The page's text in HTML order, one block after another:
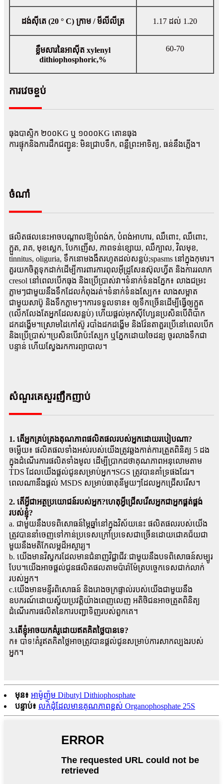
ដង់ស៊ីតេ (20 ° C) ក្រាម / មីលីលីត្រ 1.17 ដល់ 1.20
ខ្លឹមសារនៃអាស៊ីត xylenyl
dithiophosphoric,%
60-70
ការវេចខ្ចប់
ធុងបាស្ទិក ២០០KG ឬ ១០០០KG តោនធុង
ការផ្ទុកនិងការដឹកជញ្ជូន: មិនជ្រាបទឹក, ពន្លឺព្រះអាទិត្យ, ធន់នឹងភ្លើង។
ចំណាំ
ផលិតផលនេះអាចបណ្តាលឱ្យបំពង់ក, បំពង់អាហារ, ឈឺពោះ, ឈឺពោះ,
ក្អួត, រាគ, មុខស្លេក, បែកញើស, ភាពទន់ខ្សោយ, ឈឺក្បាល, វិលមុខ,
tinnitus, oliguria, ទឹកនោមងងឹតរហូតដល់សន្លប់;spasms នៅក្នុងកុមារ។
គួរយកចិត្តទុកដាក់ដើម្បីការពារការពុលអ៊ីដ្រូសែនស៊ុលហ្វីត និងការរលាក
cresol នៅពេលបើកធុង និងប្រើប្រាស់វា។ទំនាក់ទំនងភ្នែក៖ លាងជម្រះ
ភ្លាមៗជាមួយនឹងទឹកដែលកំពុងរត់។ទំនាក់ទំនងស្បែក៖ លាងសម្អាត
ជាមួយសាប៊ូ និងទឹកភ្លាមៗ។ការទទួលទាន៖ ឲ្យទឹកច្រើនដើម្បីធ្វើឲ្យក្អួត
(លើកលែងតែអ្នកដែលសន្លប់) ហើយផ្តល់អុកស៊ីហ្សែនប្រសិនបើពិបាក
ដកដង្ហើម។ស្រោមដៃកៅស៊ូ របាំងដកដង្ហើម និងវ៉ែនតាគួរប្រើនៅពេលបើក
និងប្រើប្រាស់។ប្រសិនបើ​វា​ប៉ះ​ស្បែក ឬ​ភ្នែក​ដោយ​ចៃដន្យ ចូរ​លាង​ទឹក​ជា​
បន្ទាន់ ហើយ​ស្វែងរក​ការព្យាបាល​។
សំណួរគេសួរញឹកញាប់
1. តើអ្នកគ្រប់គ្រងគុណភាពផលិតផលរបស់អ្នកដោយរបៀបណា?
ចម្លើយ៖ ផលិតផលទាំងអស់របស់យើងត្រូវឆ្លងកាត់ការត្រួតពិនិត្យ 5 ដង
ក្នុងដំណើរការផលិតទាំងមូល ដើម្បីប្រាកដថាគុណភាពអនុលោមតាម
TDS ដែលយើងផ្តល់ជូនសម្រាប់អ្នក។SGS ត្រូវបានគាំទ្រផងដែរ។
ពេលណានឹងផ្តល់ MSDS សម្រាប់ធាតុនីមួយៗដែលអ្នកជ្រើសរើស។
2. តើអ្វីជាអត្ថប្រយោជន៍របស់អ្នក?ហេតុអ្វីជ្រើសរើសអ្នកជាអ្នកផ្គត់ផ្គង់
របស់ខ្ញុំ?
a. ជាមួយនឹងបទពិសោធន៍ម្ភៃឆ្នាំនៅក្នុងវិស័យនេះ ផលិតផលរបស់យើង
ត្រូវបាននាំចេញទៅកាន់ប្រទេសក្រៅប្រទេសជាច្រើនដោយជោគជ័យជា
មួយនឹងមតិកែលម្អដ៏អស្ចារ្យ។
b. យើងមានវិស្វករដែលមានជំនាញវិជ្ជាជីវៈជាមួយនឹងបទពិសោធន៍សម្បូរ
បែប។យើងអាចផ្តល់ជូនផលិតផលតាមប៉ារ៉ាម៉ែត្របច្ចេកទេសជាក់លាក់
របស់អ្នក។
c.យើងមានមន្ទីរពិសោធន៍ និងរោងចក្រផ្ទាល់របស់យើងជាមួយនឹង
ឧបករណ៍ដោយស្វ័យប្រវត្តិយ៉ាងពេញលេញ អតិថិជនអាចត្រួតពិនិត្យ
ដំណើរការផលិតនៃការបញ្ជាទិញរបស់ពួកគេ។
3.តើខ្ញុំអាចយកគំរូដោយឥតគិតថ្លៃបានទេ?
ក៖ បាទ!គំរូឥតគិតថ្លៃអាចត្រូវបានផ្តល់ជូនសម្រាប់ការសាកល្បងរបស់
អ្នក។
មុន៖ អាម៉ូញ៉ូម Dibutyl Dithiophosphate
បន្ទាប់៖ លក់ដុំដែលមានគុណភាពខ្ពស់ Organophosphate 25S